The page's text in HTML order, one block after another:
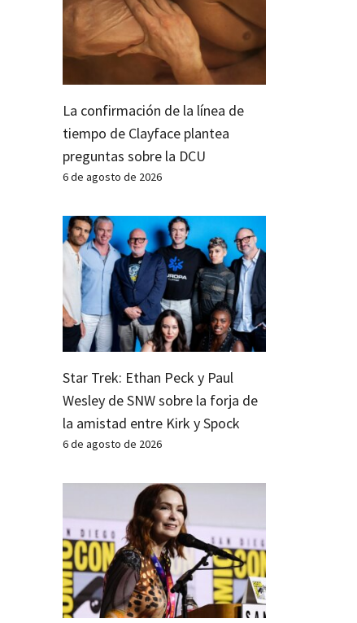
La confirmación de la línea de
tiempo de Clayface plantea
preguntas sobre la DCU
6 de agosto de 2026
Star Trek: Ethan Peck y Paul
Wesley de SNW sobre la forja de
la amistad entre Kirk y Spock
6 de agosto de 2026